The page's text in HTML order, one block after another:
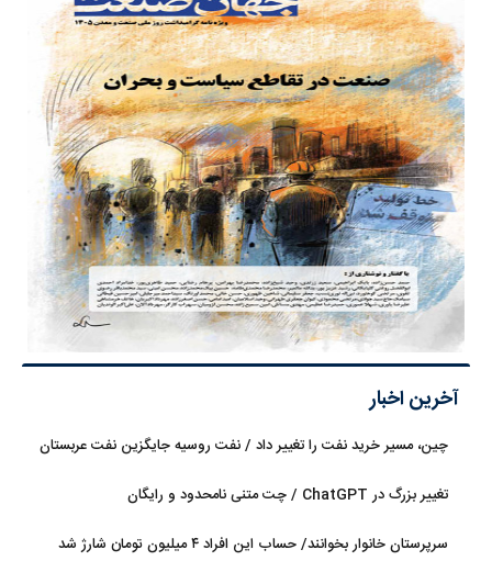
آخرین اخبار
چین، مسیر خرید نفت را تغییر داد / نفت روسیه جایگزین نفت عربستان
تغییر بزرگ در ChatGPT / چت متنی نامحدود و رایگان
سرپرستان خانوار بخوانند/ حساب این افراد ۴ میلیون تومان شارژ شد